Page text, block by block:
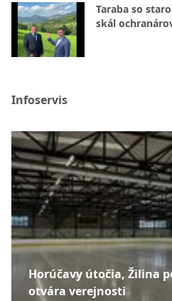
Taraba so
skál
Infoservis
Horúčavy útočia, Žilina
otvára verejnosti